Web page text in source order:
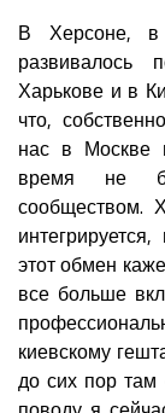
В Херсоне,
развивалось
Харькове и в
что,
нас в Москве
время не
сообществом.
этот обмен
все больше
киевскому
до сих пор там